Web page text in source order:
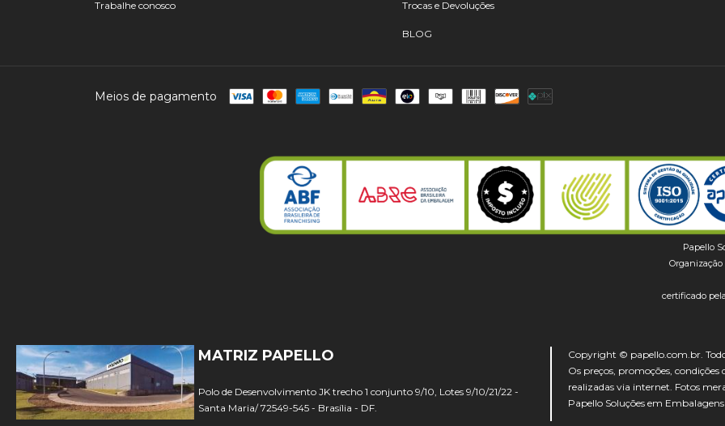
Trabalhe conosco Trocas e Devoluções
BLOG
Meios de pagamento
Papello
Organização
certificado
MATRIZ PAPELLO
Polo de Desenvolvimento JK trecho 1 conjunto 9/10, Lotes 9/10/21/22 -
Santa Maria/ 72549-545 - Brasília - DF.
Copyright © papello.com.br.
Os preços, promoções,
realizadas via internet. Fotos
Papello Soluções em